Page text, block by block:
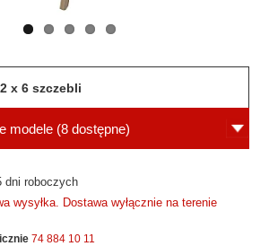
2 x 6 szczebli
modele (8 dostępne)
dni roboczych
wysyłka. Dostawa wyłącznie na terenie
74 884 10 11